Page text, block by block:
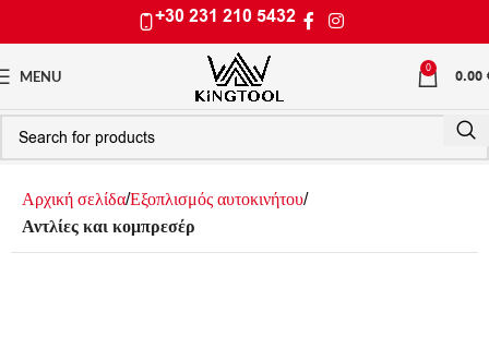
+30 231 210 5432
MENU 0 0.00
Αρχική σελίδαΕξοπλισμός αυτοκινήτου
Αντλίες και κομπρεσέρ